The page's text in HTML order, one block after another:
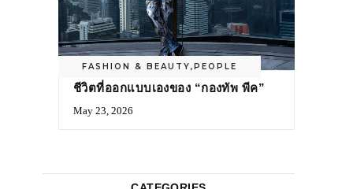
FASHION & BEAUTY, PEOPLE
ชีวิตที่ออกแบบเองของ “กองทัพ พีค”
May 23, 2026